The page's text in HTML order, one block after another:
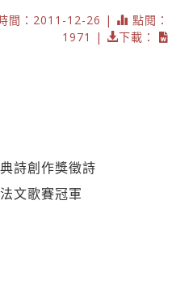
間：2011-12-26 |
點閱：
1971 |
下載：
詩創作獎徵詩
文歌賽冠軍